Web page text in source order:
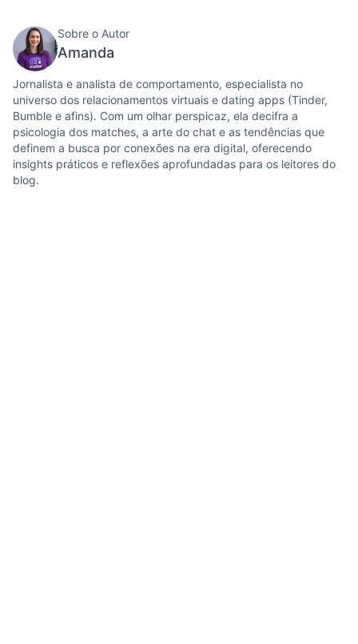
Sobre o Autor
Amanda
Jornalista e analista de comportamento, especialista no
universo dos relacionamentos virtuais e dating apps (Tinder,
Bumble e afins). Com um olhar perspicaz, ela decifra a
psicologia dos matches, a arte do chat e as tendências que
definem a busca por conexões na era digital, oferecendo
insights práticos e reflexões aprofundadas para os leitores do
blog.